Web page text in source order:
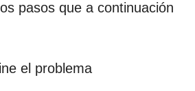
pasos que a continuación
el problema